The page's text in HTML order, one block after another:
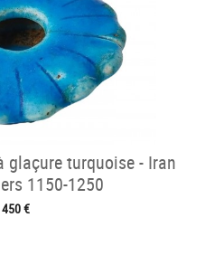
glaçure turquoise - Iran
1150-1250
€